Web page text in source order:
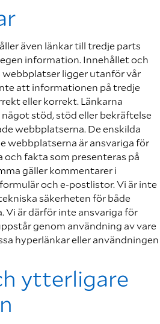
även länkar till tredje parts
information. Innehållet och
ligger utanför vår
att informationen på tredje
eller korrekt. Länkarna
stöd, stöd eller bekräftelse
webbplatserna. De enskilda
webbplatserna är ansvariga för
fakta som presenteras på
gäller kommentarer i
och e-postlistor. Vi är inte
säkerheten för både
Vi är därför inte ansvariga för
genom användning av vare
hyperlänkar eller användningen
ytterligare